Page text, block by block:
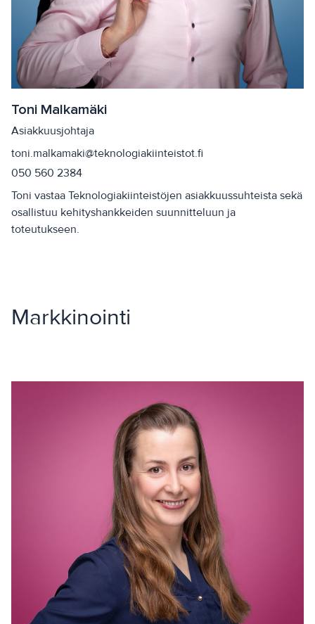
Toni Malkamäki
Asiakkuusjohtaja
toni.malkamaki@teknologiakiinteistot.fi
050 560 2384
Toni vastaa Teknologiakiinteistöjen asiakkuussuhteista sekä
osallistuu kehityshankkeiden suunnitteluun ja
toteutukseen.
Markkinointi